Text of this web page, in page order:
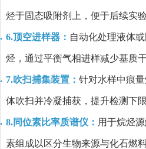
烃于固态吸附剂上，便于后续实验
6.顶空进样器： 自动化处理液体
烃，通过平衡气相进样减少基质干
7.吹扫捕集装置： 针对水样中痕
体吹扫并冷凝捕获，提升检测下限
8.同位素比率质谱仪： 用于烷烃
素组成以区分生物来源与化石燃料